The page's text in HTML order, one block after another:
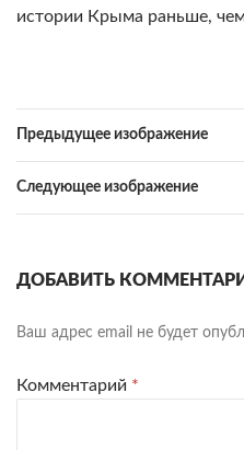
истории Крыма раньше,
Предыдущее изображение
Следующее изображение
ДОБАВИТЬ
Ваш адрес email не будет
Комментарий *